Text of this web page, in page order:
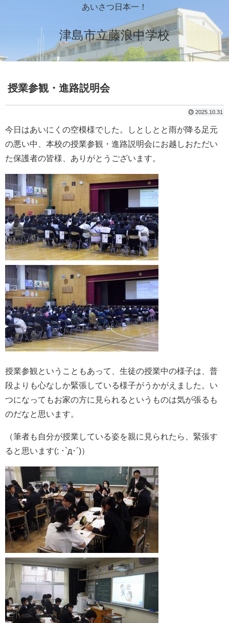
あいさつ日本一！
津島市立藤浪中学校
授業参観・進路説明会
2025.10.31
今日はあいにくの空模様でした。しとしとと雨が降る足元
の悪い中、本校の授業参観・進路説明会にお越しおただい
た保護者の皆様、ありがとうございます。
授業参観ということもあって、生徒の授業中の様子は、普
段よりも心なしか緊張している様子がうかがえました。い
つになってもお家の方に見られるというものは気が張るも
のだなと思います。
（筆者も自分が授業している姿を親に見られたら、緊張す
ると思います(; ･`д･´)）